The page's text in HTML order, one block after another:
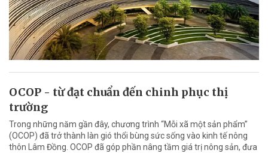
OCOP - từ đạt chuẩn đến chinh phục thị
trường
Trong những năm gần đây, chương trình “Mỗi xã một sản phẩm”
(OCOP) đã trở thành làn gió thổi bùng sức sống vào kinh tế nông
thôn Lâm Đồng. OCOP đã góp phần nâng tầm giá trị nông sản, đưa